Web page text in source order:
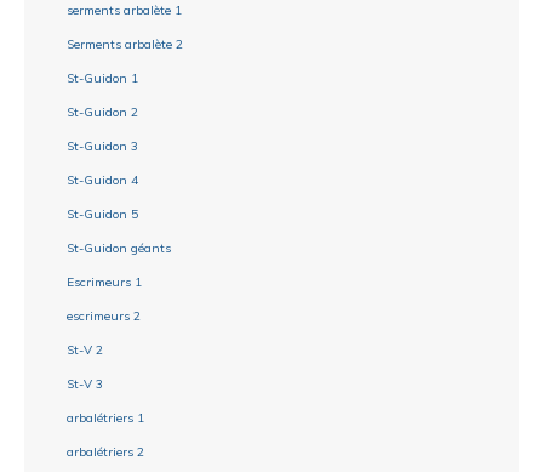
serments arbalète 1
Serments arbalète 2
St-Guidon 1
St-Guidon 2
St-Guidon 3
St-Guidon 4
St-Guidon 5
St-Guidon géants
Escrimeurs 1
escrimeurs 2
St-V 2
St-V 3
arbalétriers 1
arbalétriers 2